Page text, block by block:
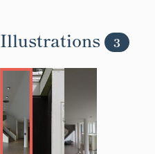
Illustrations 3